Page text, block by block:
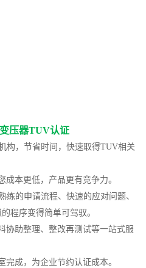
压器TUV认证
构，节省时间，快速取得TUV相关
本更低，产品更有竞争力。
练的申请流程、快速的应对问题、
程序变得简单可驾驭。
协助整理、整改再测试等一站式服
成，为企业节约认证成本。